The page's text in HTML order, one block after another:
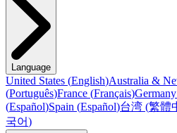
Language
United States (English)Australia &
(Português)France (Français)Germany
(Español)Spain (Español)台湾 (繁體
국어)